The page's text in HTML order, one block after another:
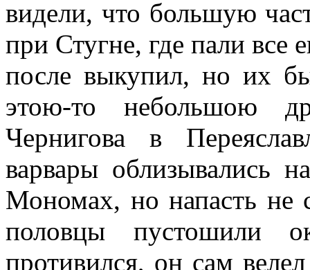
видели, что большую
при Стугне, где пали все
после выкупил, но их
этою-то небольшою
Чернигова в
варвары облизывались
Мономах, но напасть не
половцы пустошили
противился, он сам